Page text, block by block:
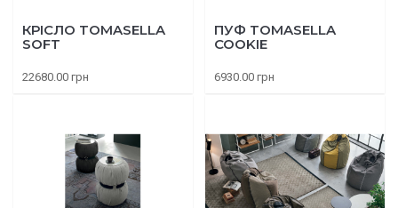
КРІСЛО TOMASELLA
SOFT
22680.00 грн
ПУФ TOMASELLA
COOKIE
6930.00 грн